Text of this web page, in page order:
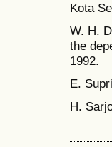
Kota
W. H.
the
1992.
E.
H.